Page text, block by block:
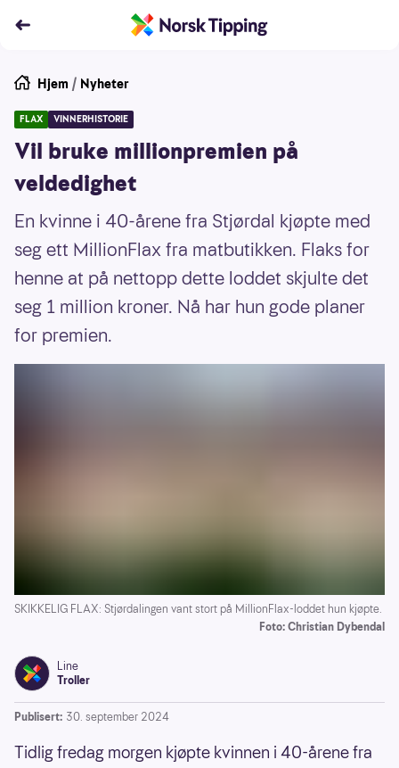
Hjem / Nyheter
FLAX VINNERHISTORIE
Vil bruke millionpremien på
veldedighet
En kvinne i 40-årene fra Stjørdal kjøpte med
seg ett MillionFlax fra matbutikken. Flaks for
henne at på nettopp dette loddet skjulte det
seg 1 million kroner. Nå har hun gode planer
for premien.
SKIKKELIG FLAX: Stjørdalingen vant stort på MillionFlax-loddet hun kjøpte.
Foto: Christian Dybendal
Line
Troller
Publisert: 30. september 2024
Tidlig fredag morgen kjøpte kvinnen i 40-årene fra